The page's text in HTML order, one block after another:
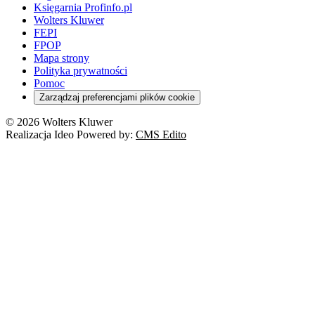
Nowe uprawnienia PIP
Orzeczenia
Energetyka
ESG
Kredyty
Cło
Deregulacja
Cyberbezpieczeństwo
Franczyza
Prawo autorskie
Domowe finanse
Emerytury i renty
Pacjent
Szkoła i uczeń
Turystyka
Orzeczenia
RODO
Księgarnia Profinfo.pl
Wolters Kluwer
FEPI
FPOP
Mapa strony
Polityka prywatności
Pomoc
Zarządzaj preferencjami plików cookie
© 2026 Wolters Kluwer
Realizacja Ideo Powered by: CMS Edito